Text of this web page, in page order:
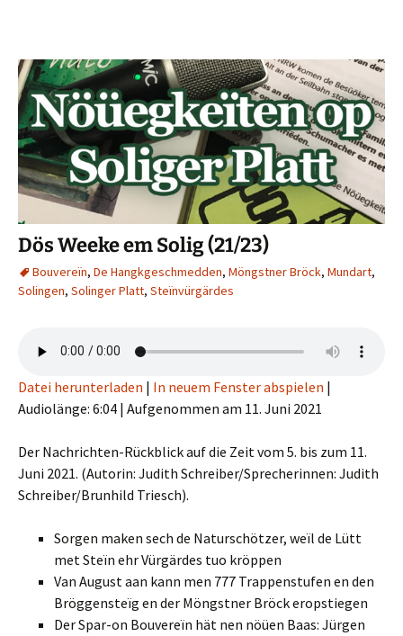
Dös Weeke em Solig (21/23)
Bouvereïn, De Hangkgeschmedden, Möngstner Bröck, Mundart,
Solingen, Solinger Platt, Steïnvürgärdes
Datei herunterladen | In neuem Fenster abspielen |
Audiolänge: 6:04 | Aufgenommen am 11. Juni 2021
Der Nachrichten-Rückblick auf die Zeit vom 5. bis zum 11.
Juni 2021. (Autorin: Judith Schreiber/Sprecherinnen: Judith
Schreiber/Brunhild Triesch).
Sorgen maken sech de Naturschötzer, weïl de Lütt
met Steïn ehr Vürgärdes tuo kröppen
Van August aan kann men 777 Trappenstufen en den
Bröggensteïg en der Möngstner Bröck eropstiegen
Der Spar-on Bouvereïn hät nen nöüen Baas: Jürgen